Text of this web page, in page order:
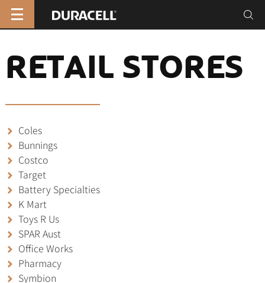
RETAIL STORES
Coles
Bunnings
Costco
Target
Battery Specialties
K Mart
Toys R Us
SPAR Aust
Office Works
Pharmacy
Symbion